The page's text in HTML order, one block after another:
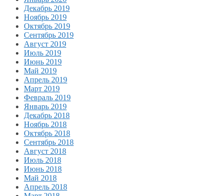
Декабрь 2019
Ноябрь 2019
Октябрь 2019
Сентябрь 2019
Август 2019
Июль 2019
Июнь 2019
Май 2019
Апрель 2019
Март 2019
Февраль 2019
Январь 2019
Декабрь 2018
Ноябрь 2018
Октябрь 2018
Сентябрь 2018
Август 2018
Июль 2018
Июнь 2018
Май 2018
Апрель 2018